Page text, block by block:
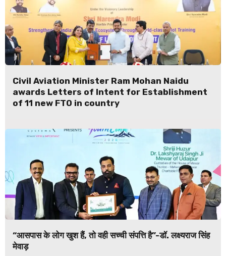
Civil Aviation Minister Ram Mohan Naidu
awards Letters of Intent for Establishment
of 11 new FTO in country
“आसपास के लोग खुश हैं, तो वही सच्ची संपत्ति है”-डॉ. लक्ष्यराज सिंह
मेवाड़